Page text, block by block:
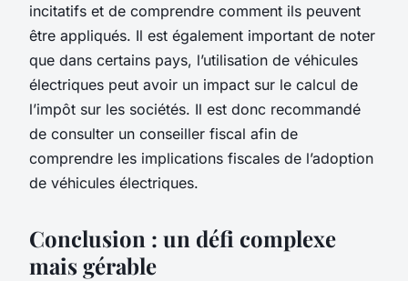
incitatifs et de comprendre comment ils peuvent
être appliqués. Il est également important de noter
que dans certains pays, l’utilisation de véhicules
électriques peut avoir un impact sur le calcul de
l’impôt sur les sociétés. Il est donc recommandé
de consulter un conseiller fiscal afin de
comprendre les implications fiscales de l’adoption
de véhicules électriques.
Conclusion : un défi complexe
mais gérable